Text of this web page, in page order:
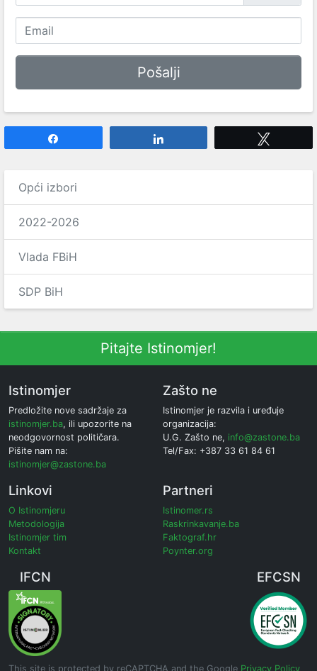
Opći izbori
2022-2026
Vlada FBiH
SDP BiH
Pitajte Istinomjer!
Istinomjer
Predložite nove sadržaje za
istinomjer.ba, ili upozorite na
neodgovornost političara.
Pišite nam na:
istinomjer@zastone.ba
Zašto ne
Istinomjer je razvila i uređuje
organizacija:
U.G. Zašto ne, info@zastone.ba
Tel/Fax: +387 33 61 84 61
Linkovi
O Istinomjeru
Metodologija
Istinomjer tim
Kontakt
Partneri
Istinomer.rs
Raskrinkavanje.ba
Faktograf.hr
Poynter.org
IFCN EFCSN
This site is protected by reCAPTCHA and the Google Privacy Policy